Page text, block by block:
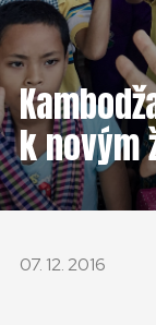
ČESKÁ
GLOBAL
k novým
07. 12. 2016